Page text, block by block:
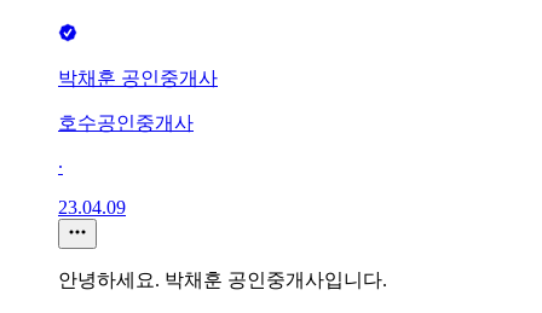
박채훈 공인중개사
호수공인중개사
∙
23.04.09
안녕하세요. 박채훈 공인중개사입니다.